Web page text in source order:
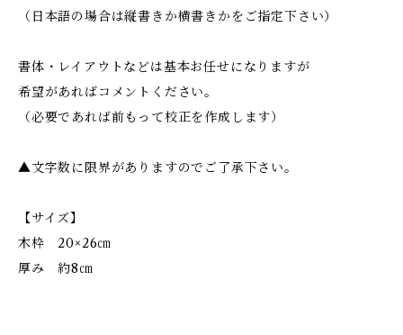
（日本語の場合は縦書きか横書きかをご指定下さい）
書体・レイアウトなどは基本お任せになりますが
希望があればコメントください。
（必要であれば前もって校正を作成します）
▲文字数に限界がありますのでご了承下さい。
【サイズ】
木枠 20×26㎝
厚み 約8㎝